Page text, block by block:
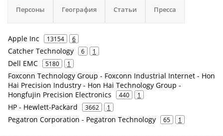
Персоны География Статьи Пресса
Apple Inc 13154 6
Catcher Technology 6 1
Dell EMC 5180 1
Foxconn Technology Group - Foxconn Industrial Internet - Hon
Hai Precision Industry - Hon Hai Technology Group -
Hongfujin Precision Electronics
440 1
HP - Hewlett-Packard 3662 1
Pegatron Corporation - Pegatron Technology 65 1